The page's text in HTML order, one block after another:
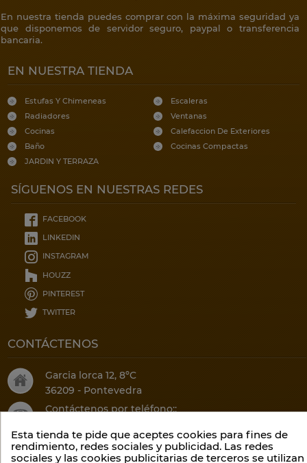
En nuestra tienda puedes comprar con la máxima seguridad ya
que disponemos de servidor seguro, paypal o transferencia
bancaria.
EN NUESTRA TIENDA
Estufas Y Chimeneas
Radiadores
Cocinas
Baño
JARDIN Y TERRAZA
Escaleras
Ventanas
Calefaccion De Exteriores
Cocinas Compactas
SÍGUENOS EN NUESTRAS REDES
FACEBOOK
LINKEDIN
INSTAGRAM
HOUZZ
PINTEREST
TWITTER
CONTÁCTENOS
Garcia lorca 12, 8ºC
36209 - Pontevedra
Contáctenos por teléfono::
O por email:
info@climalis.com
Esta tienda te pide que aceptes cookies para fines de
rendimiento, redes sociales y publicidad. Las redes
sociales y las cookies publicitarias de terceros se utilizan